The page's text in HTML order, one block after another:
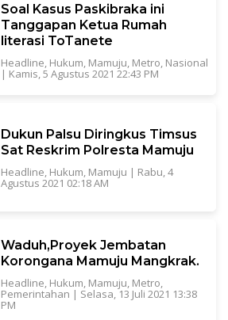
Soal Kasus Paskibraka ini
Tanggapan Ketua Rumah
literasi ToTanete
Headline, Hukum, Mamuju, Metro, Nasional
| Kamis, 5 Agustus 2021 22:43 PM
Dukun Palsu Diringkus Timsus
Sat Reskrim Polresta Mamuju
Headline Hukum Mamuju | Rabu, 4
Agustus 2021 02:18 AM
Waduh,Proyek Jembatan
Korongana Mamuju Mangkrak.
Headline, Hukum, Mamuju, Metro,
Pemerintahan | Selasa, 13 Juli 2021 13:38
PM